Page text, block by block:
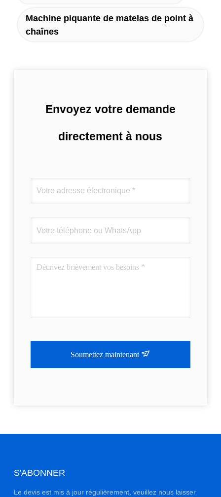
Machine piquante de matelas de point à
chaînes
Envoyez votre demande
directement à nous
Soumettez maintenant
S'ABONNER
Le devis est mis à jour régulièrement, veuillez nous laisser